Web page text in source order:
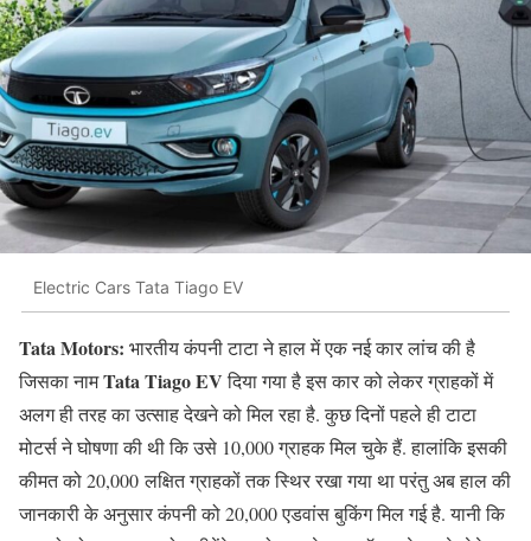
Electric Cars Tata Tiago EV
Tata Motors: भारतीय कंपनी टाटा ने हाल में एक नई कार लांच की है
जिसका नामTata Tiago EVदिया गया है इस कार को लेकर ग्राहकों में
अलग ही तरह का उत्साह देखने को मिल रहा है. कुछ दिनों पहले ही टाटा
मोटर्स ने घोषणा की थी कि उसे 10,000 ग्राहक मिल चुके हैं. हालांकि इसकी
कीमत को 20,000 लक्षित ग्राहकों तक स्थिर रखा गया था परंतु अब हाल की
जानकारी के अनुसार कंपनी को 20,000 एडवांस बुकिंग मिल गई है. यानी कि